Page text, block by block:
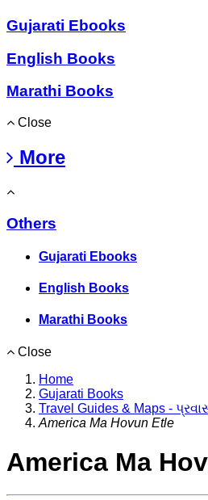
Gujarati Ebooks
English Books
Marathi Books
Close
More
Others
Gujarati Ebooks
English Books
Marathi Books
Close
Home
Gujarati Books
Travel Guides & Maps -
America Ma Hovun Etle
America Ma